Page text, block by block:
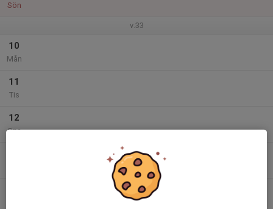
Sön
v.33
10
Mån
11
Tis
12
Ons